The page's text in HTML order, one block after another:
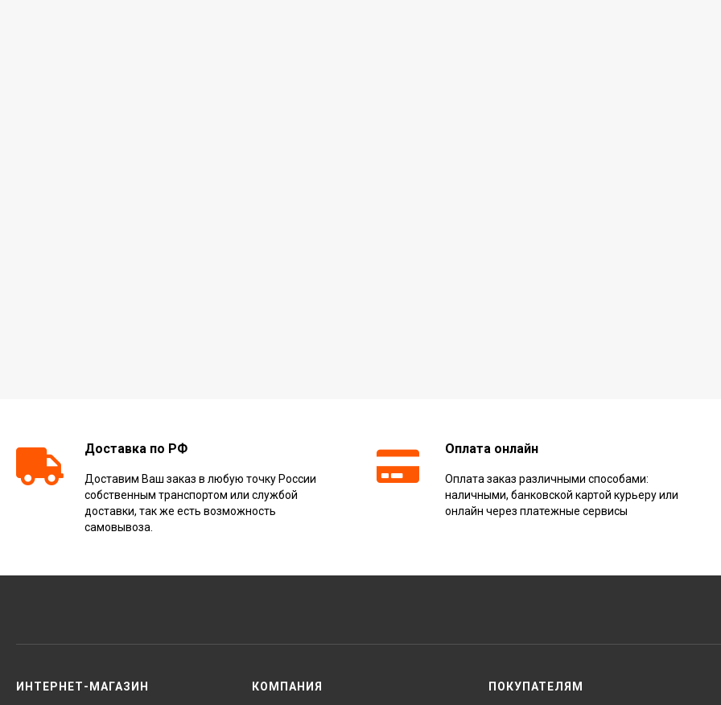
Доставка по РФ
Доставим Ваш заказ в любую точку России
собственным транспортом или службой
доставки, так же есть возможность
самовывоза.
Оплата онлайн
Оплата заказ различными способами:
наличными, банковской картой курьеру или
онлайн через платежные сервисы
ИНТЕРНЕТ-МАГАЗИН КОМПАНИЯ ПОКУПАТЕЛЯМ